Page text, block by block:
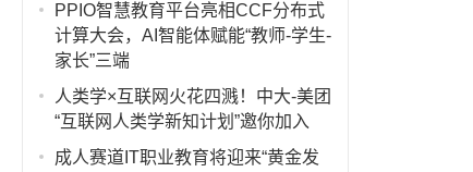
PPIO智慧教育平台亮相CCF分布式
计算大会，AI智能体赋能“教师-学生-
家长”三端
人类学×互联网火花四溅！中大-美团
“互联网人类学新知计划”邀你加入
成人赛道IT职业教育将迎来“黄金发